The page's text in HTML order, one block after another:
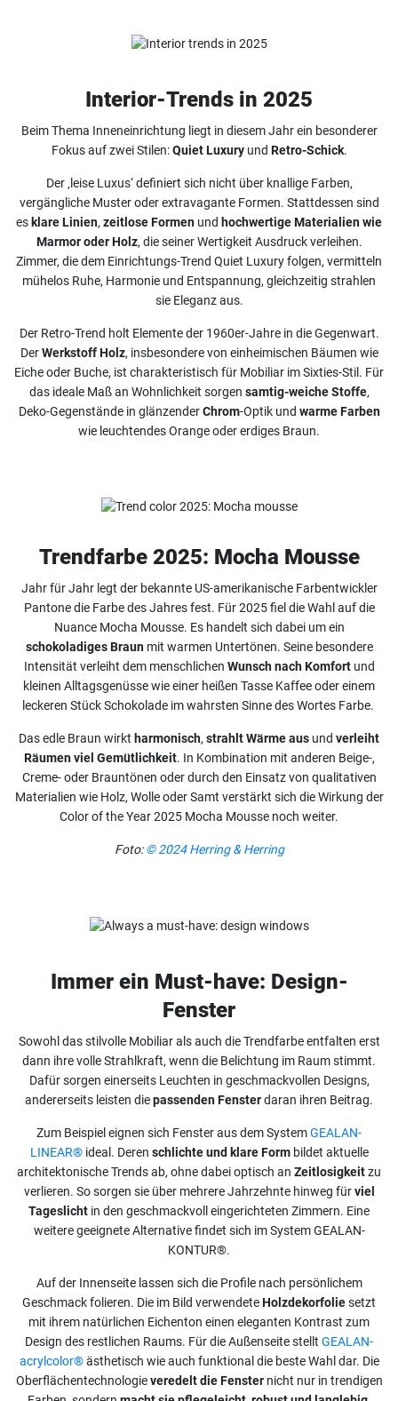
Interior-Trends in 2025
Beim Thema Inneneinrichtung liegt in diesem Jahr ein besonderer
Fokus auf zwei Stilen:Quiet Luxuryund Retro-Schick.
Der ‚leise Luxus‘ definiert sich nicht über knallige Farben,
vergängliche Muster oder extravagante Formen. Stattdessen sind
esklare Linien, zeitlose Formen und hochwertige Materialien wie
Marmor oder Holz, die seiner Wertigkeit Ausdruck verleihen.
Zimmer, die dem Einrichtungs-Trend Quiet Luxury folgen, vermitteln
mühelos Ruhe, Harmonie und Entspannung, gleichzeitig strahlen
sie Eleganz aus.
Der Retro-Trend holt Elemente der 1960er-Jahre in die Gegenwart.
DerWerkstoff Holz, insbesondere von einheimischen Bäumen wie
Eiche oder Buche, ist charakteristisch für Mobiliar im Sixties-Stil. Für
das ideale Maß an Wohnlichkeit sorgen samtig-weiche Stoffe,
Deko-Gegenstände in glänzenderChrom-Optik und warme Farben
wie leuchtendes Orange oder erdiges Braun.
Trendfarbe 2025: Mocha Mousse
Jahr für Jahr legt der bekannte US-amerikanische Farbentwickler
Pantone die Farbe des Jahres fest. Für 2025 fiel die Wahl auf die
Nuance Mocha Mousse. Es handelt sich dabei um ein
schokoladiges Braunmit warmen Untertönen. Seine besondere
Intensität verleiht dem menschlichen Wunsch nach Komfortund
kleinen Alltagsgenüsse wie einer heißen Tasse Kaffee oder einem
leckeren Stück Schokolade im wahrsten Sinne des Wortes Farbe.
Das edle Braun wirkt harmonisch, strahlt Wärme aus und verleiht
Räumen viel Gemütlichkeit. In Kombination mit anderen Beige-,
Creme- oder Brauntönen oder durch den Einsatz von qualitativen
Materialien wie Holz, Wolle oder Samt verstärkt sich die Wirkung der
Color of the Year 2025 Mocha Mousse noch weiter.
Foto:© 2024 Herring & Herring
Immer ein Must-have: Design-
Fenster
Sowohl das stilvolle Mobiliar als auch die Trendfarbe entfalten erst
dann ihre volle Strahlkraft, wenn die Belichtung im Raum stimmt.
Dafür sorgen einerseits Leuchten in geschmackvollen Designs,
andererseits leisten diepassenden Fensterdaran ihren Beitrag.
Zum Beispiel eignen sich Fenster aus dem SystemGEALAN-
LINEAR®ideal. Deren schlichte und klare Formbildet aktuelle
architektonische Trends ab, ohne dabei optisch an Zeitlosigkeitzu
verlieren. So sorgen sie über mehrere Jahrzehnte hinweg fürviel
Tageslicht in den geschmackvoll eingerichteten Zimmern. Eine
weitere geeignete Alternative findet sich im System GEALAN-
KONTUR®.
Auf der Innenseite lassen sich die Profile nach persönlichem
Geschmack folieren. Die im Bild verwendeteHolzdekorfoliesetzt
mit ihrem natürlichen Eichenton einen eleganten Kontrast zum
Design des restlichen Raums. Für die Außenseite stellt GEALAN-
acrylcolor®ästhetisch wie auch funktional die beste Wahl dar. Die
Oberflächentechnologieveredelt die Fenster nicht nur in trendigen